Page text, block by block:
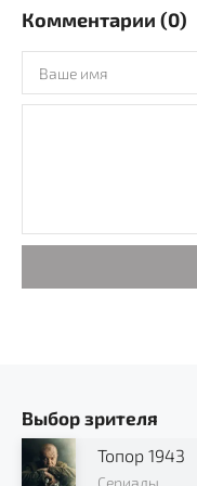
Комментарии (0)
Выбор зрителя
Топор 1943